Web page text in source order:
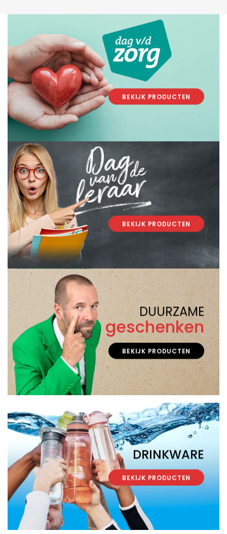
BEKIJK PRODUCTEN
BEKIJK PRODUCTEN
DUURZAME
geschenken
BEKIJK PRODUCTEN
DRINKWARE
BEKIJK PRODUCTEN